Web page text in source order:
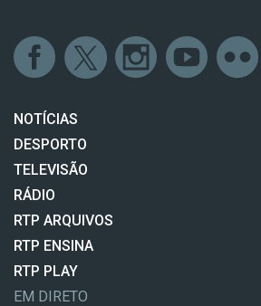
NOTÍCIAS
DESPORTO
TELEVISÃO
RÁDIO
RTP ARQUIVOS
RTP ENSINA
RTP PLAY
EM DIRETO